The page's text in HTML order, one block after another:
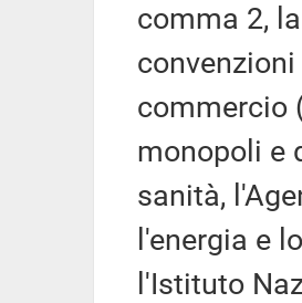
comma 2,
commercio
monopoli e
sanità,
l'energia e
l'Istituto